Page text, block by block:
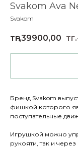
Svakom Ava
Svakom
тңг.39900,00 тңг.
Бренд Svakom
фишкой которого
поступательные
Игрушкой можно
рукояти, так и